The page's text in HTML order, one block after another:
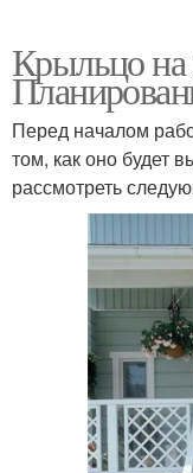
Крыльцо
Перед началом
том, как оно будет
рассмотреть